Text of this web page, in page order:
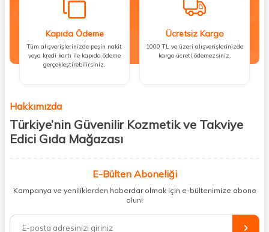
Kapıda Ödeme
Tüm alışverişlerinizde peşin nakit
veya kredi kartı ile kapıda ödeme
gerçekleştirebilirsiniz.
Ücretsiz Kargo
1000 TL ve üzeri alışverişlerinizde
kargo ücreti ödemezsiniz.
Hakkımızda
Türkiye’nin Güvenilir Kozmetik ve Takviye
Edici Gıda Mağazası
kişisel bakım hem de takviye edici gıda ürünlerini sizlerle
buluşturuyoruz. Artık mağaza mağaza dolaşmanıza gerek yok;
ihtiyacınız olan her şeyi tek bir çatı altında topluyor ve kapınıza kadar
%100 orijinal kozmetik ve sağlık ürünleriyle güzelliğinizi tamamlayabilir,
E-Bülten Aboneliği
Kampanya ve yeniliklerden haberdar olmak için e-bültenimize abone
olun!